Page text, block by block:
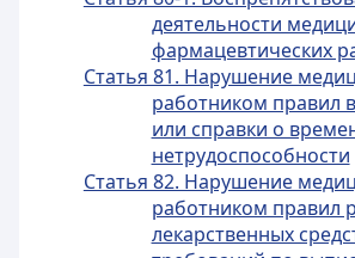
деятельности
фармацевтических
Статья 81. Нарушение
работником правил
или справки о
нетрудоспособности
Статья 82. Нарушение
работником правил
лекарственных